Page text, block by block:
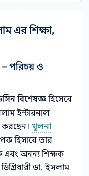
এর শিক্ষা,
পরিচয় ও
বিশেষজ্ঞহিসেবে
ইন্টারনাল
করছেন। খুলনা
হিসাবে তার
এবং অনন্য শিক্ষক
ডা. ইসলাম